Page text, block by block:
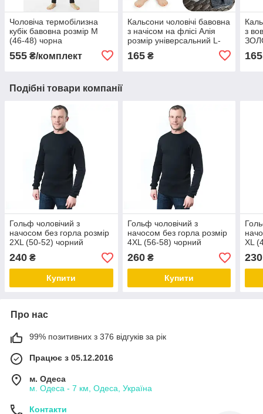
Чоловіча термобілизна
кубік бавовна розмір M
(46-48) чорна
555 ₴/комплект
Кальсони чоловічі бавовна
з начісом на флісі Алія
розмір універсальний L-
165₴
з
165
Подібні товари компанії
Гольф чоловічий з
начосом без горла розмір
2XL (50-52) чорний
240 ₴
Купити
Гольф чоловічий з
начосом без горла розмір
4XL (56-58) чорний
260₴
Купити
XL
230
Про нас
99% позитивних з 376 відгуків за рік
Працює з 05.12.2016
м. Одеса
м. Одеса - 7 км, Одеса, Україна
Контакти